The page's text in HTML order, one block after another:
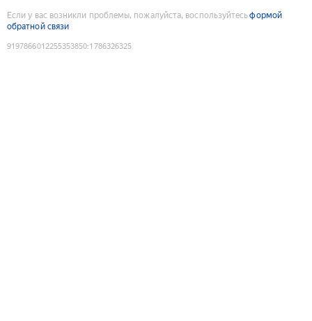
Если у вас возникли проблемы, пожалуйста, воспользуйтесьформой
обратной связи
9197866012255353850:1786326325